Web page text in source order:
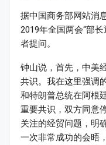
据中国商务部网站消
2019年全国两会“部
者提问。
钟山说，首先，中美
共识。我在这里强调
和特朗普总统在阿根
重要共识，双方同意
关注的经贸问题，明
一次非常成功的会晤